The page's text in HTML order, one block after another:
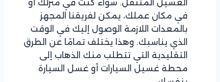
الغسيل المتنقل. سواء كنت في منزلك أو
في مكان عملك، يمكن لفريقنا المجهز
بالمعدات اللازمة الوصول إليك في الوقت
الذي يناسبك. وهذا يختلف تمامًا عن الطرق
التقليدية التي تتطلب منك الذهاب إلى
محطة غسيل السيارات أو غسل السيارة